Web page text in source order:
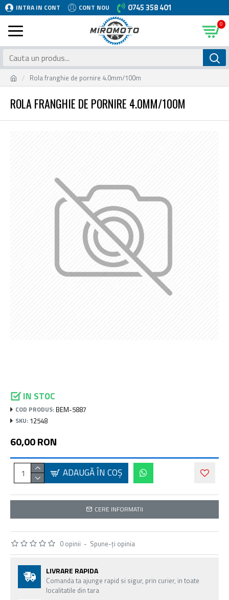
INTRA IN CONT CONT NOU 0745 358 401
0
Rola franghie de pornire 4.0mm/100m
ROLA FRANGHIE DE PORNIRE 4.0MM/100M
IN STOC
COD PRODUS: BEM-5887
SKU: 12548
0 opinii - Spune-ţi opinia
60,00 RON
ADAUGĂ ÎN COŞ
CERE INFORMATII
LIVRARE RAPIDA
Comanda ta ajunge rapid si sigur, prin curier, in toate
localitatile din tara